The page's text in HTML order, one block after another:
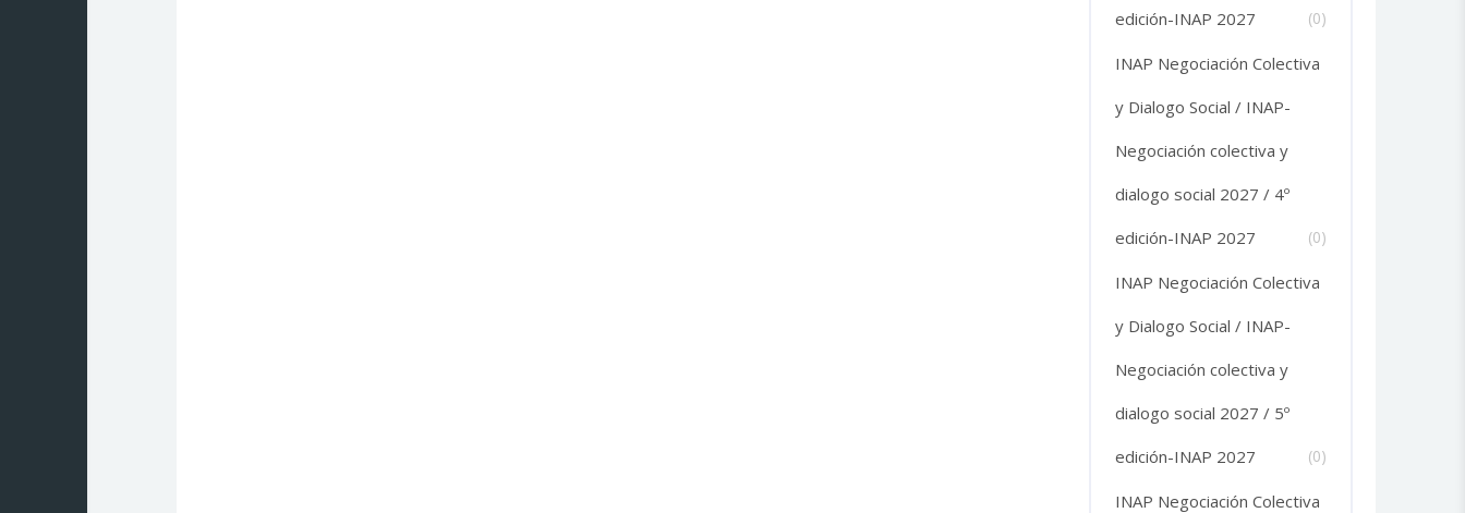
edición-INAP 2027
(0)
INAP Negociación Colectiva
y Dialogo Social / INAP-
Negociación colectiva y
dialogo social 2027 / 4º
edición-INAP 2027
(0)
INAP Negociación Colectiva
y Dialogo Social / INAP-
Negociación colectiva y
dialogo social 2027 / 5º
edición-INAP 2027
(0)
INAP Negociación Colectiva